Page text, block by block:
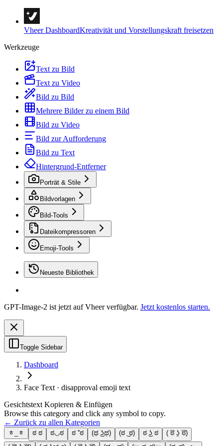
Vheer DashboardKreativität und Vorstellungskraft freisetzen
Werkzeuge
Text zu Bild
Text zu Video
Bild zu Bild
Mehrere Bilder zu einem Bild
Bild zu Video
Bild zur Aufforderung
Bild zu Text
Hintergrund-Entferner
Porträt & Stile
Bildvorlagen
Bild-Tools
Dateikompressoren
Emoji-Tools
Neueste Bibliothek
GPT-Image-2 ist jetzt auf Vheer verfügbar. Jetzt kostenlos starten.
Toggle Sidebar
Dashboard
Face Text · disapproval emoji text
Gesichtstext Kopieren & Einfügen
Browse this category and click any symbol to copy.
← Zurück zu allen Kategorien
ᇂ_ᇂ ಠ ಠ ಠ◡ಠ ಠ ''ಠ (ಥ ͜ʖಥ) (ಠ ͜ ಠ) ಠ ͜ʖ ಠ
( ͡ಠ ʖ̯ ͡ಠ)